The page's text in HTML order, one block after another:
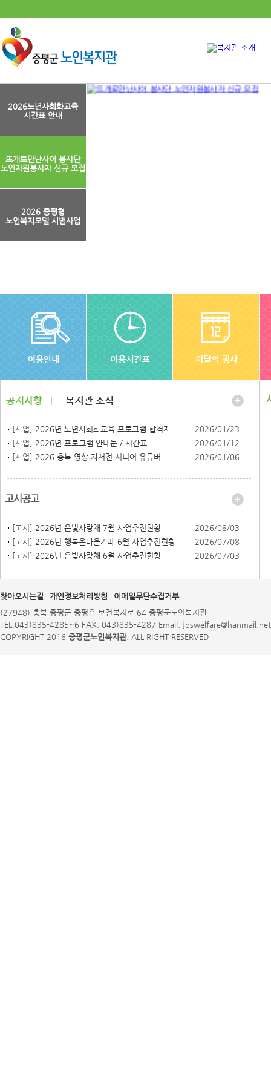
2026노년사회화교육
시간표 안내
뜨개로만난사이 봉사단
노인자원봉사자 신규 모집
2026 증평형
노인복지모델 시범사업
[사업] 2026년 노년사회화교육 프로그램 합격자...
2026/01/23
[사업] 2026년 프로그램 안내문 / 시간표
2026/01/12
[사업] 2026 충북 영상 자서전 시니어 유튜버 ... 2026/01/06
고시공고
[고시] 2026년 은빛사랑채 7월 사업추진현황
2026/08/03
[고시] 2026년 행복온마을카페 6월 사업추진현황
2026/07/08
[고시] 2026년 은빛사랑채 6월 사업추진현황 2026/07/03
찾아오시는길 개인정보처리방침
이메일무단수집거부
(27948) 충북 증평군 증평읍 보건복지로 64 증평군노인복지관
TEL.043)835-4285~6 FAX. 043)835-4287 Email. jpswelfare@hanmail.net
COPYRIGHT 2016 증평군노인복지관. ALL RIGHT RESERVED